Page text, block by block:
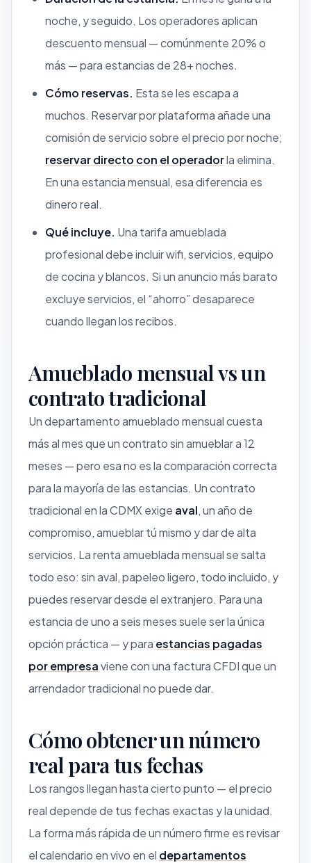
noche, y seguido. Los operadores aplican
descuento mensual — comúnmente 20% o
más — para estancias de 28+ noches.
Cómo reservas. Esta se les escapa a
muchos. Reservar por plataforma añade una
comisión de servicio sobre el precio por noche;
reservar directo con el operadorla elimina.
En una estancia mensual, esa diferencia es
dinero real.
Qué incluye. Una tarifa amueblada
profesional debe incluir wifi, servicios, equipo
de cocina y blancos. Si un anuncio más barato
excluye servicios, el “ahorro” desaparece
cuando llegan los recibos.
Amueblado mensual vs un
contrato tradicional
Un departamento amueblado mensual cuesta
más al mes que un contrato sin amueblar a 12
meses — pero esa no es la comparación correcta
para la mayoría de las estancias. Un contrato
tradicional en la CDMX exige aval, un año de
compromiso, amueblar tú mismo y dar de alta
servicios. La renta amueblada mensual se salta
todo eso: sin aval, papeleo ligero, todo incluido, y
puedes reservar desde el extranjero. Para una
estancia de uno a seis meses suele ser la única
opción práctica — y para estancias pagadas
por empresaviene con una factura CFDI que un
arrendador tradicional no puede dar.
Cómo obtener un número
real para tus fechas
Los rangos llegan hasta cierto punto — el precio
real depende de tus fechas exactas y la unidad.
La forma más rápida de un número firme es revisar
el calendario en vivo en el departamentos